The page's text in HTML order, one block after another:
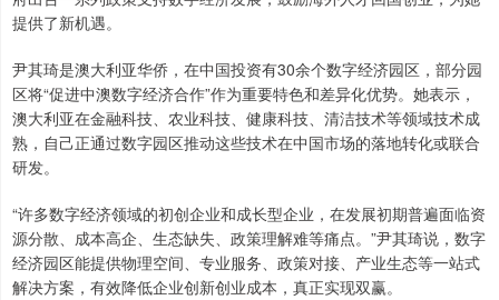
提供了新机遇。
尹其琦是澳大利亚华侨，在中国投资有30余个数字经济园区，部分园
区将“促进中澳数字经济合作”作为重要特色和差异化优势。她表示，
澳大利亚在金融科技、农业科技、健康科技、清洁技术等领域技术成
熟，自己正通过数字园区推动这些技术在中国市场的落地转化或联合
研发。
“许多数字经济领域的初创企业和成长型企业，在发展初期普遍面临资
源分散、成本高企、生态缺失、政策理解难等痛点。”尹其琦说，数字
经济园区能提供物理空间、专业服务、政策对接、产业生态等一站式
解决方案，有效降低企业创新创业成本，真正实现双赢。